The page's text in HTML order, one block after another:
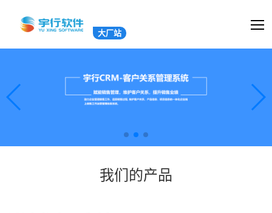
大厂站
我们的产品